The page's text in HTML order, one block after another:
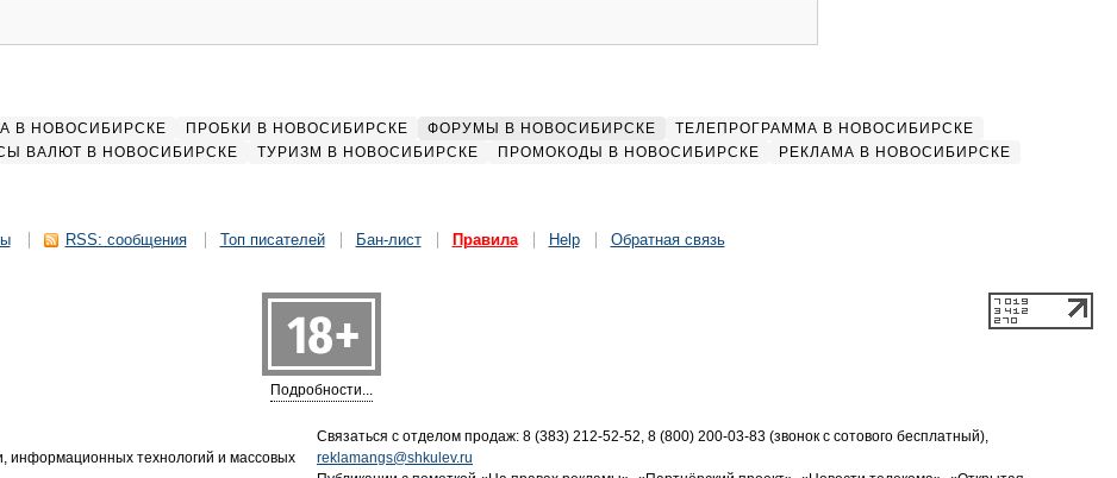
В НОВОСИБИРСКЕ ПРОБКИ В НОВОСИБИРСКЕ ФОРУМЫ В НОВОСИБИРСКЕ
ТЕЛЕПРОГРАММА В НОВОСИБИРСКЕ
ВАЛЮТ В НОВОСИБИРСКЕ ТУРИЗМ В НОВОСИБИРСКЕ ПРОМОКОДЫ В НОВОСИБИРСКЕ РЕКЛАМА В НОВОСИБИРСКЕ
RSS: сообщения Топ писателей Бан-лист Правила Help Обратная связь
Подробности...
информационных технологий и массовых
Связаться с отделом продаж: 8 (383) 212-52-52, 8 (800) 200-03-83 (звонок с сотового бесплатный),
reklamangs@shkulev.ru